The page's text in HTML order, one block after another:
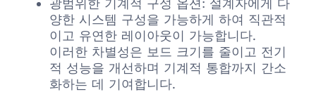
광범위한 기계적 구성 옵션: 설계자에게 다
양한 시스템 구성을 가능하게 하여 직관적
이고 유연한 레이아웃이 가능합니다.
이러한 차별성은 보드 크기를 줄이고 전기
적 성능을 개선하며 기계적 통합까지 간소
화하는 데 기여합니다.